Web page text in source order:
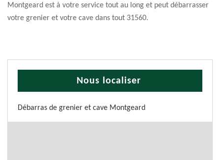
Montgeard est à votre service tout au long et peut débarrasser
votre grenier et votre cave dans tout 31560.
Nous localiser
Débarras de grenier et cave Montgeard